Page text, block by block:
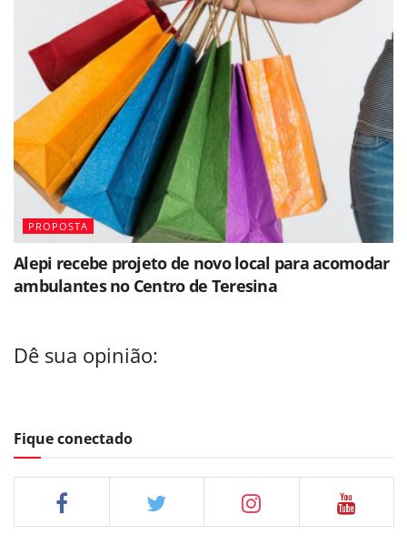
PROPOSTA
Alepi recebe projeto de novo local para acomodar
ambulantes no Centro de Teresina
Dê sua opinião:
Fique conectado